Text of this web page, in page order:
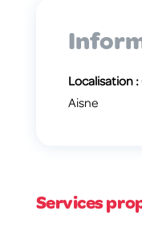
Localisation :
Aisne
Services